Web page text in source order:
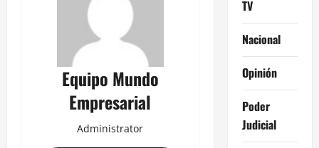
Equipo Mundo
Empresarial
Administrator
TV
Nacional
Opinión
Poder
Judicial